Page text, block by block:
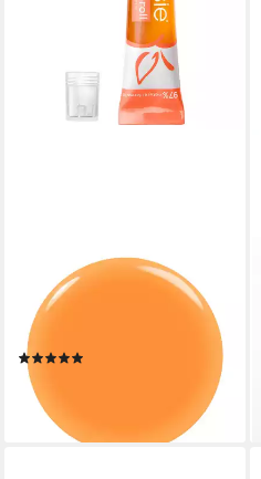
Nagelpflegeöl Essie On a roll
nail & cuticle oil, mit
stärkender Formel
ab 11,99 €
(888,15 €/ 1 l)
lieferbar - in 1-2 Werktagen bei dir